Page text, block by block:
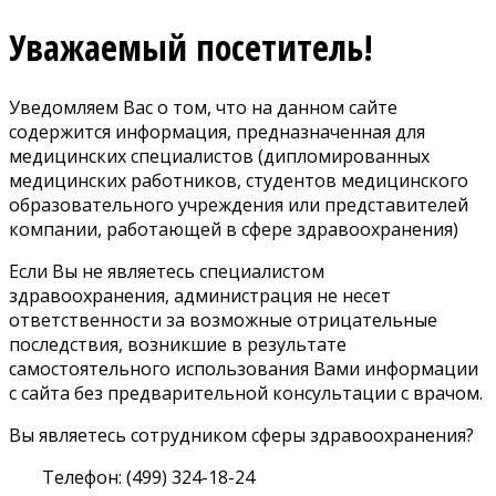
Уважаемый посетитель!
Уведомляем Вас о том, что на данном сайте
содержится информация, предназначенная для
медицинских специалистов (дипломированных
медицинских работников, студентов медицинского
образовательного учреждения или представителей
компании, работающей в сфере здравоохранения)
Если Вы не являетесь специалистом
здравоохранения, администрация не несет
ответственности за возможные отрицательные
последствия, возникшие в результате
самостоятельного использования Вами информации
с сайта без предварительной консультации с врачом.
Вы являетесь сотрудником сферы здравоохранения?
Телефон: (499) 324-18-24